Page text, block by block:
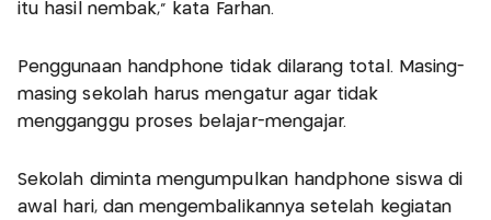
itu hasil nembak,” kata Farhan.
Penggunaan handphone tidak dilarang total. Masing-
masing sekolah harus mengatur agar tidak
mengganggu proses belajar-mengajar.
Sekolah diminta mengumpulkan handphone siswa di
awal hari, dan mengembalikannya setelah kegiatan